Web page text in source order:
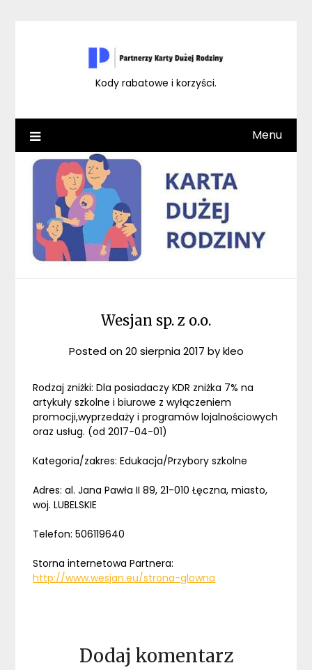
Kody rabatowe i korzyści.
Menu
Wesjan sp. z o.o.
Posted on20 sierpnia 2017 bykleo
Rodzaj zniżki: Dla posiadaczy KDR zniżka 7% na
artykuły szkolne i biurowe z wyłączeniem
promocji,wyprzedaży i programów lojalnościowych
oraz usług. (od 2017-04-01)
Kategoria/zakres: Edukacja/Przybory szkolne
Adres: al. Jana Pawła II 89, 21-010 Łęczna, miasto,
woj. LUBELSKIE
Telefon: 506119640
Storna internetowa Partnera:
http://www.wesjan.eu/strona-glowna
Dodaj komentarz